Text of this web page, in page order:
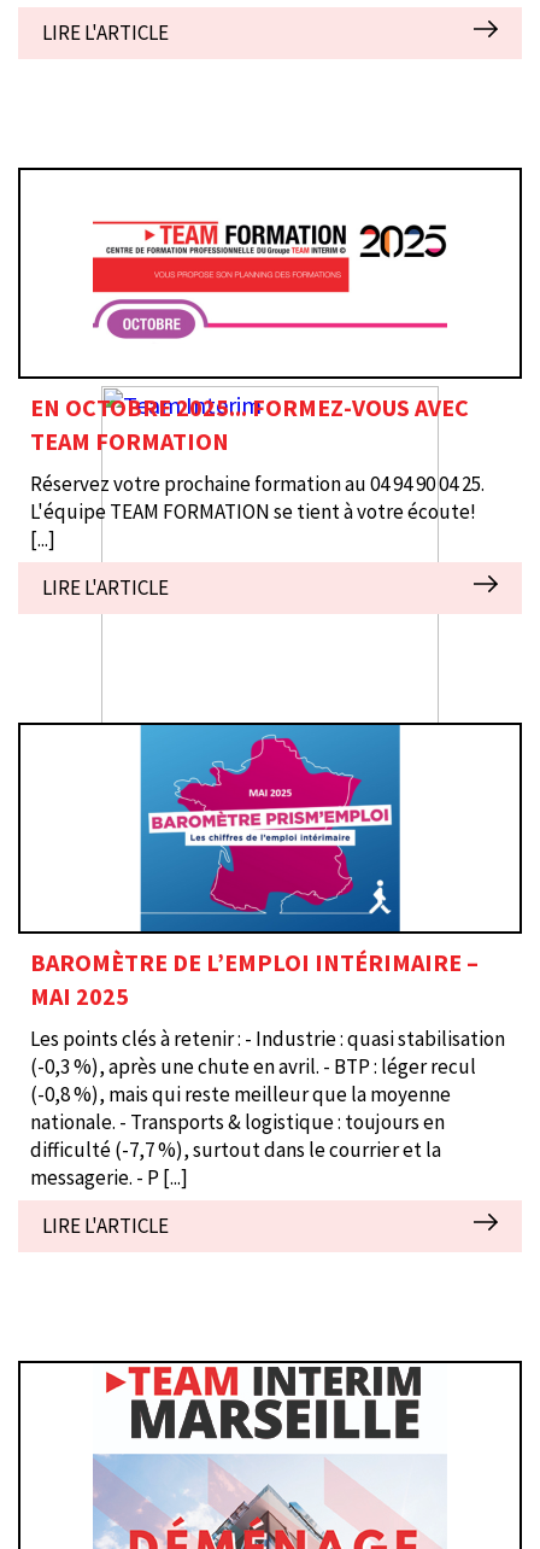
INTERIM - RECRUTEMENT CDD/CDI
FORMATION - INSERTION - MEDICAL
LIRE L'ARTICLE
EN OCTOBRE 2025... FORMEZ-VOUS AVEC
TEAM FORMATION
Réservez votre prochaine formation au 04 94 90 04 25.
L'équipe TEAM FORMATION se tient à votre écoute!
[...]
LIRE L'ARTICLE
BAROMÈTRE DE L’EMPLOI INTÉRIMAIRE –
MAI 2025
Les points clés à retenir : - Industrie : quasi stabilisation
(-0,3 %), après une chute en avril. - BTP : léger recul
(-0,8 %), mais qui reste meilleur que la moyenne
nationale. - Transports & logistique : toujours en
difficulté (-7,7 %), surtout dans le courrier et la
messagerie. - P[...]
LIRE L'ARTICLE